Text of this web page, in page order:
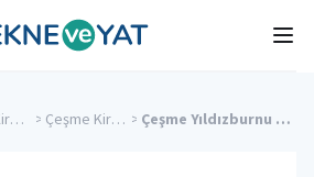
ve Yat
İzmir Kiralık Yatlar > Çeşme Kiralık Yatlar > Çeşme Yıldızburnu Gulet Kiralama